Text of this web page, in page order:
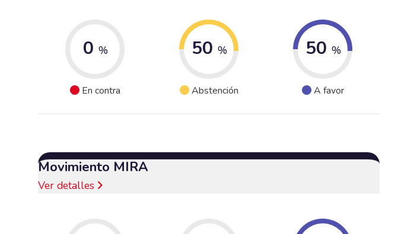
0 %
En contra
50 %
Abstención
50 %
A favor
Movimiento MIRA
Ver detalles